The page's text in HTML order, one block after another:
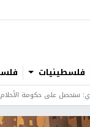
فلسطينيات
سنحصل على حكومة